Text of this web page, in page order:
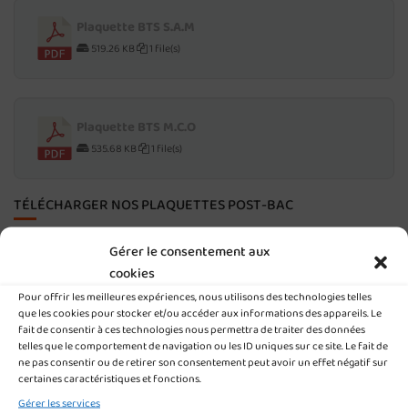
Gérer le consentement aux
cookies
Pour offrir les meilleures expériences, nous utilisons des technologies telles
que les cookies pour stocker et/ou accéder aux informations des appareils. Le
fait de consentir à ces technologies nous permettra de traiter des données
telles que le comportement de navigation ou les ID uniques sur ce site. Le fait de
ne pas consentir ou de retirer son consentement peut avoir un effet négatif sur
certaines caractéristiques et fonctions.
Gérer les services
519.26 KB 1 file(s)
535.68 KB 1 file(s)
TÉLÉCHARGER NOS PLAQUETTES POST-BAC
Plaquette CS Services Numériques aux
Organisations
350.40 KB 1 file(s)
Plaquette BTS gestion P.M.E
582.47 KB